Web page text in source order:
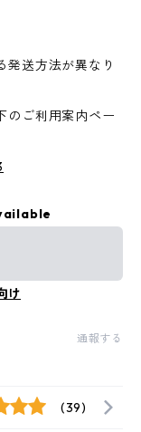
発送方法が異なり
のご利用案内ペー
け
通報する
(39)